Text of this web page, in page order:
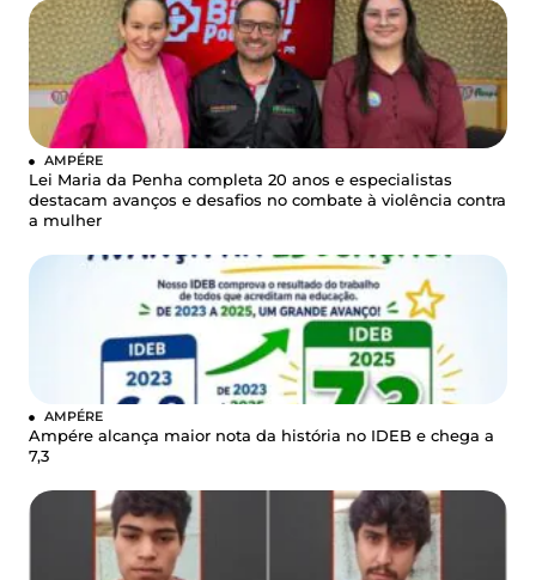
AMPÉRE
Lei Maria da Penha completa 20 anos e especialistas
destacam avanços e desafios no combate à violência contra
a mulher
AMPÉRE
Ampére alcança maior nota da história no IDEB e chega a
7,3